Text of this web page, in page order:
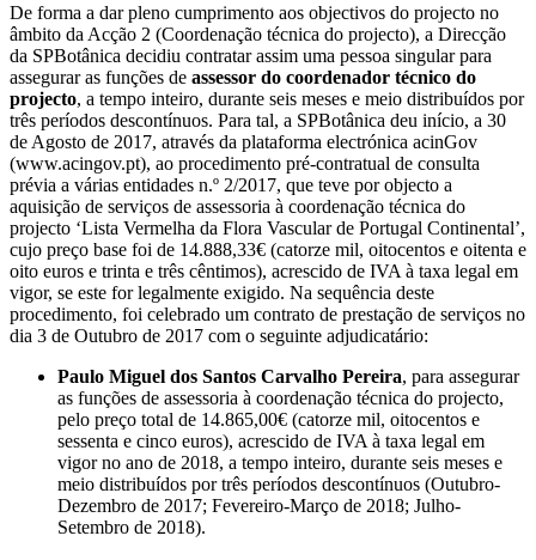
De forma a dar pleno cumprimento aos objectivos do projecto no
âmbito da Acção 2 (Coordenação técnica do projecto), a Direcção
da SPBotânica decidiu contratar assim uma pessoa singular para
assegurar as funções de assessor do coordenador técnico do
projecto, a tempo inteiro, durante seis meses e meio distribuídos por
três períodos descontínuos. Para tal, a SPBotânica deu início, a 30
de Agosto de 2017, através da plataforma electrónica acinGov
(www.acingov.pt), ao procedimento pré-contratual de consulta
prévia a várias entidades n.º 2/2017, que teve por objecto a
aquisição de serviços de assessoria à coordenação técnica do
projecto ‘Lista Vermelha da Flora Vascular de Portugal Continental’,
cujo preço base foi de 14.888,33€ (catorze mil, oitocentos e oitenta e
oito euros e trinta e três cêntimos), acrescido de IVA à taxa legal em
vigor, se este for legalmente exigido. Na sequência deste
procedimento, foi celebrado um contrato de prestação de serviços no
dia 3 de Outubro de 2017 com o seguinte adjudicatário:
Paulo Miguel dos Santos Carvalho Pereira, para assegurar
as funções de assessoria à coordenação técnica do projecto,
pelo preço total de 14.865,00€ (catorze mil, oitocentos e
sessenta e cinco euros), acrescido de IVA à taxa legal em
vigor no ano de 2018, a tempo inteiro, durante seis meses e
meio distribuídos por três períodos descontínuos (Outubro-
Dezembro de 2017; Fevereiro-Março de 2018; Julho-
Setembro de 2018).